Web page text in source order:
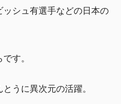
ッシュ有選手などの日本の
す。
うに異次元の活躍。